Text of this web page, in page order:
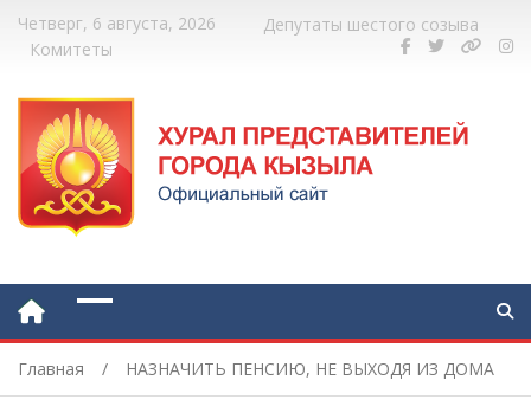
Четверг, 6 августа, 2026
Депутаты шестого созыва
Комитеты
Главная НАЗНАЧИТЬ ПЕНСИЮ, НЕ ВЫХОДЯ ИЗ ДОМА